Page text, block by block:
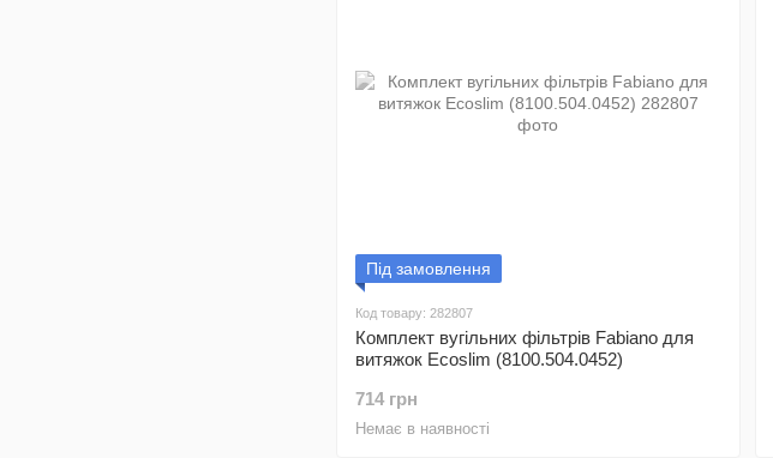
Під замовлення
Код товару: 282807
Комплект вугільних фільтрів Fabiano для
витяжок Ecoslim (8100.504.0452)
714 грн
Немає в наявності